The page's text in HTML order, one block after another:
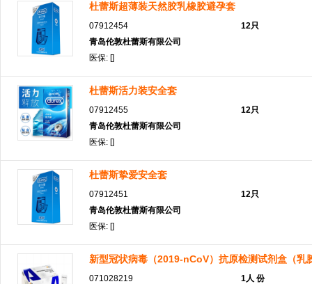
杜蕾斯超薄装天然胶乳橡胶避孕套
07912454
青岛伦敦杜蕾斯有限公司
医保: []
12只
杜蕾斯活力装安全套
07912455
青岛伦敦杜蕾斯有限公司
医保: []
12只
杜蕾斯挚爱安全套
07912451
青岛伦敦杜蕾斯有限公司
医保: []
12只
新型冠状病毒（2019-nCoV）抗原检测试剂盒（乳
071028219
1人 份